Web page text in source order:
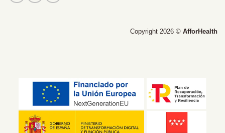
Copyright 2026 © AfforHealth